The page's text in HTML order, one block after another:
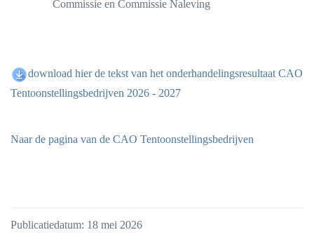
Commissie en Commissie Naleving
download hier de tekst van het onderhandelingsresultaat CAO
Tentoonstellingsbedrijven 2026 - 2027
Naar de pagina van de CAO Tentoonstellingsbedrijven
Publicatiedatum: 18 mei 2026